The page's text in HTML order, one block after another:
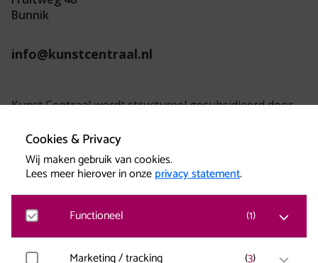
Cookies & Privacy
Wij maken gebruik van cookies.
Lees meer hierover in onzeprivacy statement.
Functioneel (1)
MatomoMarketing / tracking (3)
Bunnik
info@kunstcentraal.nl
Kunst Centraal wordt structureel gesubsidieerd door
Kunst Centraal versterkt creatieve kracht.